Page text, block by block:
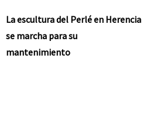
La escultura del Perlé en Herencia
se marcha para su
mantenimiento